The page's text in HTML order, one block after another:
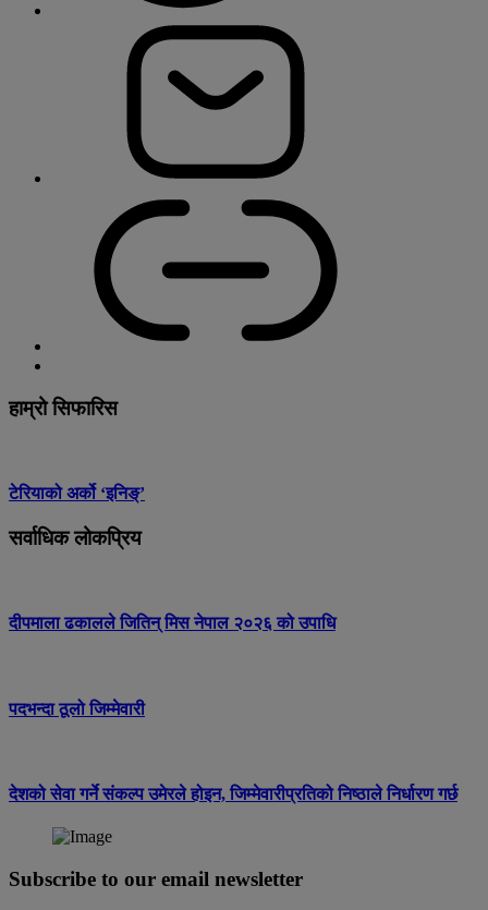
हाम्रो सिफारिस
टेरियाको अर्को ‘इनिङ्’
सर्वाधिक लोकप्रिय
दीपमाला ढकालले जितिन् मिस नेपाल २०२६ को उपाधि
पदभन्दा ठूलो जिम्मेवारी
देशको सेवा गर्ने संकल्प उमेरले होइन, जिम्मेवारीप्रतिको निष्ठाले निर्धारण गर्छ
Subscribe to our email newsletter